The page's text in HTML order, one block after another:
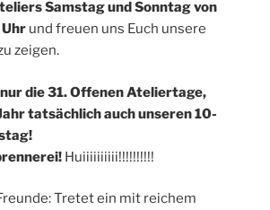
Samstag und Sonntag von
und freuen uns Euch unsere
zeigen.
die 31. Offenen Ateliertage,
tatsächlich auch unseren 10-
Huiiiiiiiiii!!!!!!!!!!
Tretet ein mit reichem